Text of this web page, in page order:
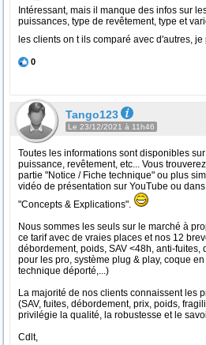
Intéressant, mais il manque des infos sur
puissances, type de revêtement, type et
les clients on t ils comparé avec d'autres,
0
Tango123
Le 23/12/2021 à 11h46
Toutes les informations sont disponibles
puissance, revêtement, etc... Vous
partie "Notice / Fiche technique" ou plus
vidéo de présentation sur YouTube ou
"Concepts & Explications".
Nous sommes les seuls sur le marché à
ce tarif avec de vraies places et nos 12
débordement, poids, SAV <48h, anti-fuites,
pour les pro, système plug & play, coque
technique déporté,...)
La majorité de nos clients connaissent les
(SAV, fuites, débordement, prix, poids,
privilégie la qualité, la robustesse et le
Cdlt,